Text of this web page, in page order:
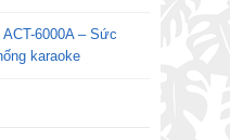
6000A – Sức
karaoke